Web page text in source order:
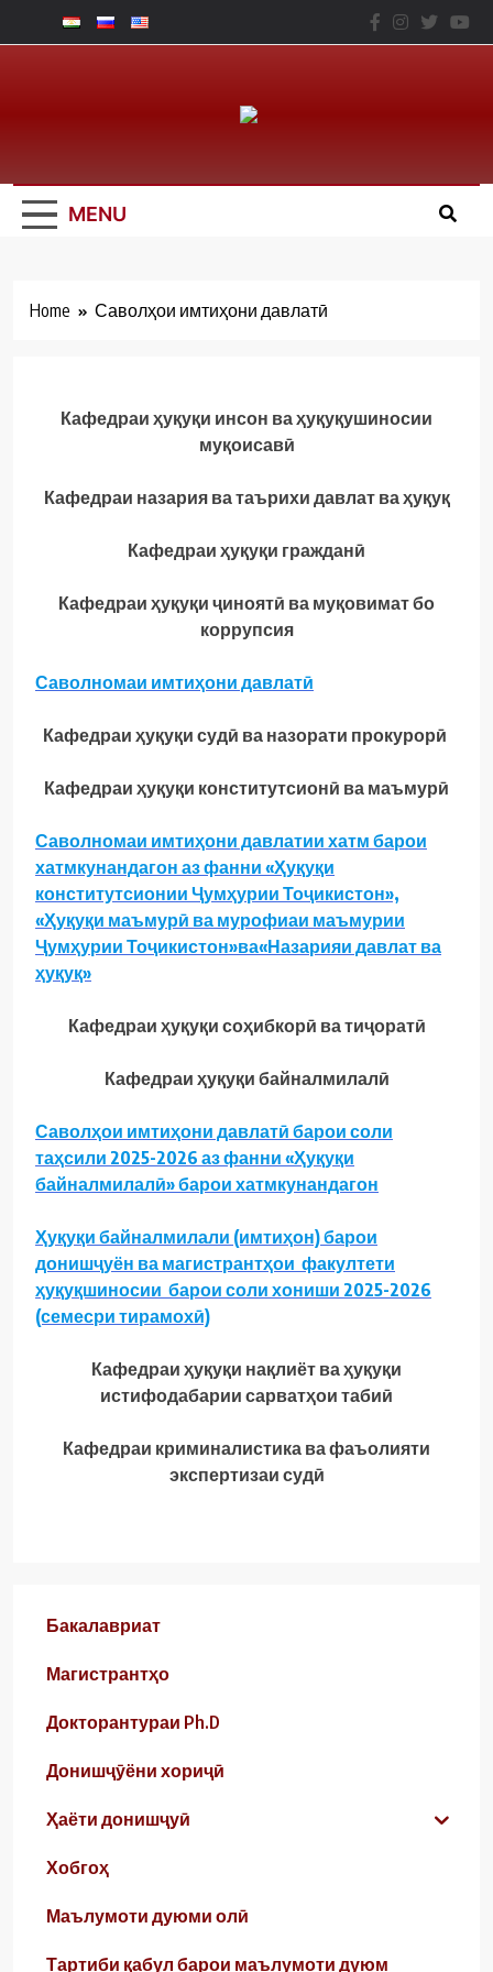
to
Юридический
Факальтет – ТНУ
MENU
Home Саволҳои имтиҳони давлатӣ
Кафедраи ҳуқуқи инсон ва ҳуқуқушиносии
муқоисавӣ
Кафедраи назария ва таърихи давлат ва ҳуқуқ
Кафедраи ҳуқуқи гражданӣ
Кафедраи ҳуқуқи ҷиноятӣ ва муқовимат бо
коррупсия
Саволномаи имтиҳони давлатӣ
Кафедраи ҳуқуқи судӣ ва назорати прокурорӣ
Кафедраи ҳуқуқи конститутсионӣ ва маъмурӣ
Саволномаи имтиҳони давлатии хатм барои
хатмкунандагон аз фанни «Ҳуқуқи
конститутсионии Ҷумҳурии Тоҷикистон»,
«Ҳуқуқи маъмурӣ ва мурофиаи маъмурии
Ҷумҳурии Тоҷикистон»ва«Назарияи давлат ва
ҳуқуқ»
Кафедраи ҳуқуқи соҳибкорӣ ва тиҷоратӣ
Кафедраи ҳуқуқи байналмилалӣ
Саволҳои имтиҳони давлатӣ барои соли
таҳсили 2025-2026 аз фанни «Ҳуқуқи
байналмилалӣ» барои хатмкунандагон
Ҳуқуқи байналмилали (имтиҳон) барои
донишҷуён ва магистрантҳои факултети
ҳуқуқшиносии барои соли хониши 2025-2026
(семесри тирамохӣ)
Кафедраи ҳуқуқи нақлиёт ва ҳуқуқи
истифодабарии сарватҳои табиӣ
Кафедраи криминалистика ва фаъолияти
экспертизаи судӣ
Бакалавриат
Магистрантҳо
Докторантураи Ph.D
Донишҷӯёни хориҷӣ
Ҳаёти донишҷуӣ
Хобгоҳ
Маълумоти дуюми олӣ
Тартиби қабул барои маълумоти дуюм